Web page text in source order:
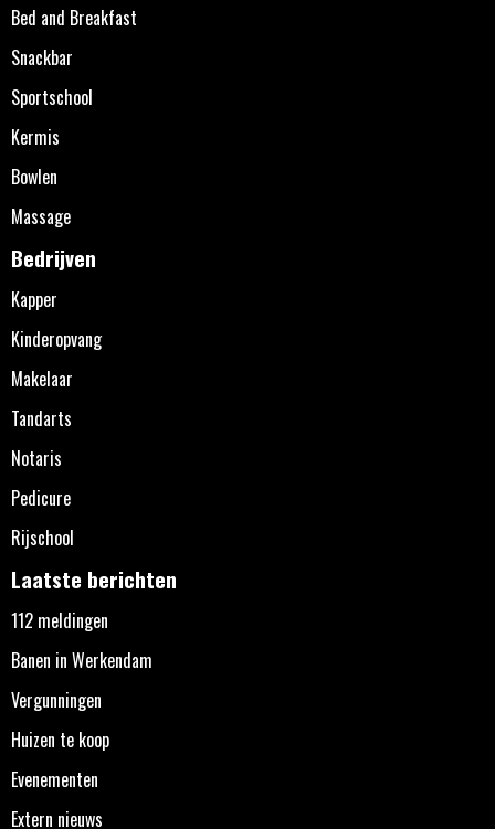
Bed and Breakfast
Snackbar
Sportschool
Kermis
Bowlen
Massage
Bedrijven
Kapper
Kinderopvang
Makelaar
Tandarts
Notaris
Pedicure
Rijschool
Laatste berichten
112 meldingen
Banen in Werkendam
Vergunningen
Huizen te koop
Evenementen
Extern nieuws